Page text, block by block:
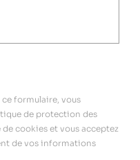
formulaire, vous
de protection des
cookies et vous acceptez
de vos informations